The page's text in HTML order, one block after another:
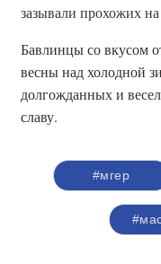
зазывали прохожих
Бавлинцы со вкусом
весны над холодной
долгожданных и
славу.
#мгер